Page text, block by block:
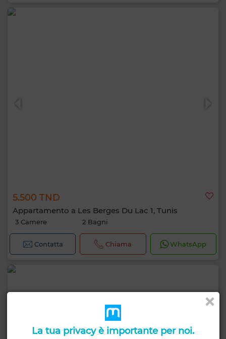
5.500 TND
Appartamento a Les Berges Du Lac 1, Tunis
3 Camere 2 Bagni
Contatta Chiama WhatsApp
La tua privacy è importante per noi.